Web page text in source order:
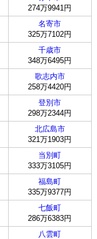
274万9941円
名寄市
325万7102円
千歳市
348万6495円
歌志内市
258万4420円
登別市
298万2344円
北広島市
321万1903円
当別町
333万3105円
福島町
335万9377円
七飯町
286万6383円
八雲町